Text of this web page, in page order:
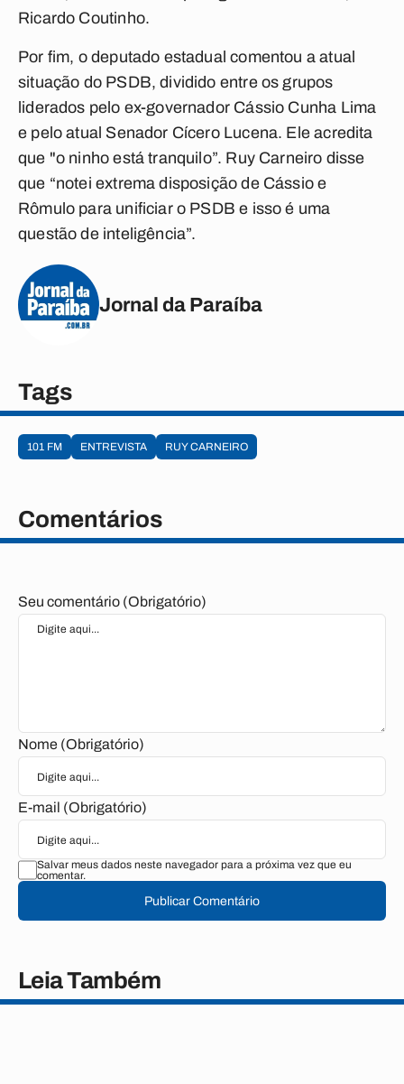
Ricardo Coutinho.
Por fim, o deputado estadual comentou a atual
situação do PSDB, dividido entre os grupos
liderados pelo ex-governador Cássio Cunha Lima
e pelo atual Senador Cícero Lucena. Ele acredita
que "o ninho está tranquilo”. Ruy Carneiro disse
que “notei extrema disposição de Cássio e
Rômulo para unificiar o PSDB e isso é uma
questão de inteligência”.
Jornal da Paraíba
Tags
101 FM ENTREVISTA RUY CARNEIRO
Comentários
Seu comentário (Obrigatório)
Nome (Obrigatório)
E-mail (Obrigatório)
Salvar meus dados neste navegador para a próxima vez que eu
comentar.
Publicar Comentário
Leia Também